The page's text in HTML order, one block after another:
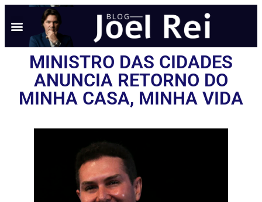
MINISTRO DAS CIDADES
ANUNCIA RETORNO DO
MINHA CASA, MINHA VIDA